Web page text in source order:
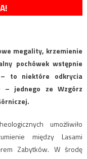
megality, krzemienie
pochówek wstępnie
– to niektóre odkrycia
– jednego ze Wzgórz
umożliwiło
między Lasami
Zabytków. W środę